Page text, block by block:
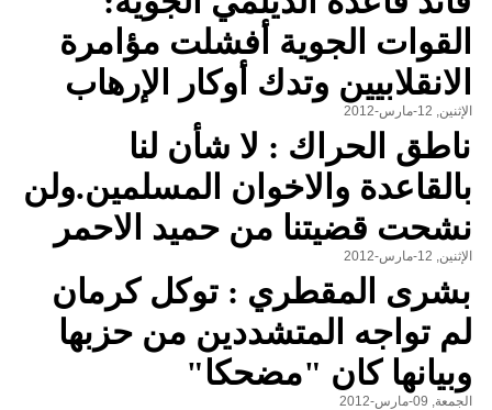
القوات الجوية أفشلت مؤامرة
الانقلابيين وتدك أوكار الإرهاب
الإثنين, 12-مارس-2012
ناطق الحراك : لا شأن لنا
بالقاعدة والاخوان المسلمين.ولن
نشحت قضيتنا من حميد الاحمر
الإثنين, 12-مارس-2012
بشرى المقطري : توكل كرمان
لم تواجه المتشددين من حزبها
وبيانها كان "مضحكا"
الجمعة, 09-مارس-2012